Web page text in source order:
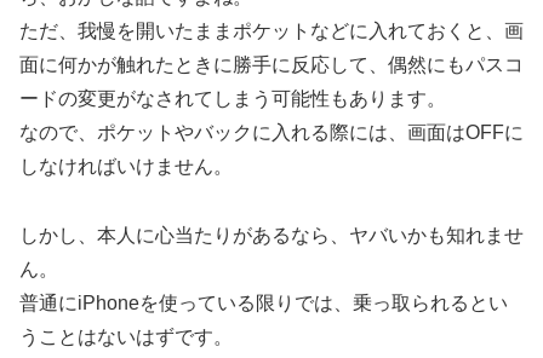
ただ、我慢を開いたままポケットなどに入れておくと、画
面に何かが触れたときに勝手に反応して、偶然にもパスコ
ードの変更がなされてしまう可能性もあります。
なので、ポケットやバックに入れる際には、画面はOFFに
しなければいけません。
しかし、本人に心当たりがあるなら、ヤバいかも知れませ
ん。
普通にiPhoneを使っている限りでは、乗っ取られるとい
うことはないはずです。